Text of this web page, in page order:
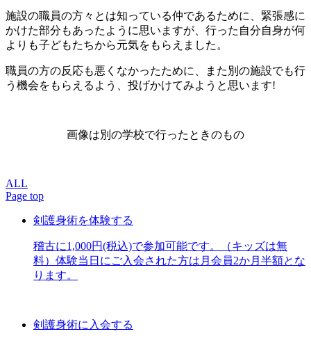
施設の職員の方々とは知っている仲であるために、緊張感に
かけた部分もあったように思いますが、行った自分自身が何
よりも子どもたちから元気をもらえました。
職員の方の反応も悪くなかったために、また別の施設でも行
う機会をもらえるよう、投げかけてみようと思います!
画像は別の学校で行ったときのもの
ALL
Page top
剣護身術を体験する
稽古に1,000円(税込)で参加可能です。（キッズは無
料）体験当日にご入会された方は月会員2か月半額とな
ります。
剣護身術に入会する